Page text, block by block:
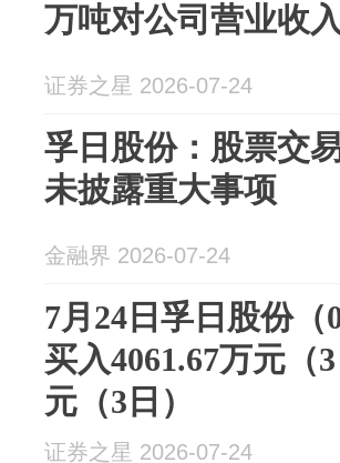
万吨对公司营业收
证券之星 2026-07-24
孚日股份：股票交
未披露重大事项
金融界 2026-07-24
7月24日孚日股份（
买入4061.67万元（
元（3日）
证券之星 2026-07-24